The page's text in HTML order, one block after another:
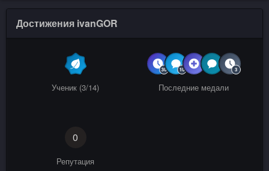
Достижения ivanGOR
Ученик (3/14) Последние медали
0
Репутация